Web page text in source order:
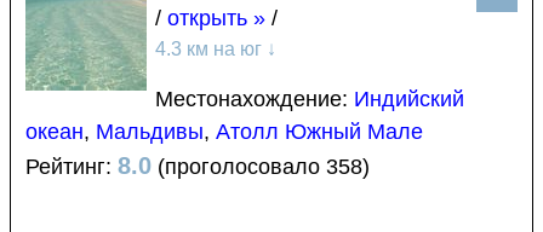
/ открыть » /
4.3 км на юг ↓
Местонахождение: Индийский
океан, Мальдивы, Атолл Южный Мале
Рейтинг: 8.0 (проголосовало 358)